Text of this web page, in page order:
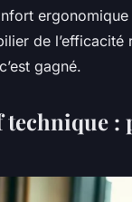
ergonomique
de
gagné.
technique :